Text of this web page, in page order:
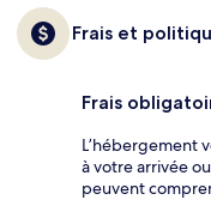
Frais et
Frais
L’hébergement
à votre arrivée
peuvent